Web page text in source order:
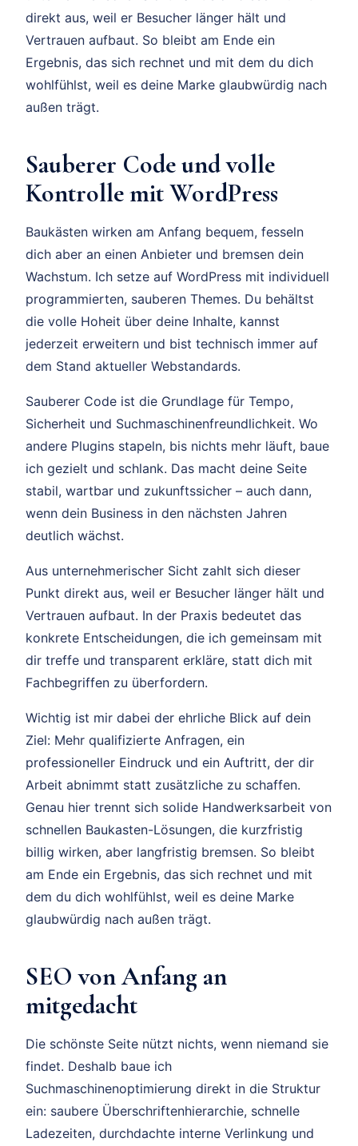
direkt aus, weil er Besucher länger hält und
Vertrauen aufbaut. So bleibt am Ende ein
Ergebnis, das sich rechnet und mit dem du dich
wohlfühlst, weil es deine Marke glaubwürdig nach
außen trägt.
Sauberer Code und volle
Kontrolle mit WordPress
Baukästen wirken am Anfang bequem, fesseln
dich aber an einen Anbieter und bremsen dein
Wachstum. Ich setze auf WordPress mit individuell
programmierten, sauberen Themes. Du behältst
die volle Hoheit über deine Inhalte, kannst
jederzeit erweitern und bist technisch immer auf
dem Stand aktueller Webstandards.
Sauberer Code ist die Grundlage für Tempo,
Sicherheit und Suchmaschinenfreundlichkeit. Wo
andere Plugins stapeln, bis nichts mehr läuft, baue
ich gezielt und schlank. Das macht deine Seite
stabil, wartbar und zukunftssicher – auch dann,
wenn dein Business in den nächsten Jahren
deutlich wächst.
Aus unternehmerischer Sicht zahlt sich dieser
Punkt direkt aus, weil er Besucher länger hält und
Vertrauen aufbaut. In der Praxis bedeutet das
konkrete Entscheidungen, die ich gemeinsam mit
dir treffe und transparent erkläre, statt dich mit
Fachbegriffen zu überfordern.
Wichtig ist mir dabei der ehrliche Blick auf dein
Ziel: Mehr qualifizierte Anfragen, ein
professioneller Eindruck und ein Auftritt, der dir
Arbeit abnimmt statt zusätzliche zu schaffen.
Genau hier trennt sich solide Handwerksarbeit von
schnellen Baukasten-Lösungen, die kurzfristig
billig wirken, aber langfristig bremsen. So bleibt
am Ende ein Ergebnis, das sich rechnet und mit
dem du dich wohlfühlst, weil es deine Marke
glaubwürdig nach außen trägt.
SEO von Anfang an
mitgedacht
Die schönste Seite nützt nichts, wenn niemand sie
findet. Deshalb baue ich
Suchmaschinenoptimierung direkt in die Struktur
ein: saubere Überschriftenhierarchie, schnelle
Ladezeiten, durchdachte interne Verlinkung und